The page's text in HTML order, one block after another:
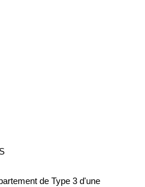
de Type 3 d'une